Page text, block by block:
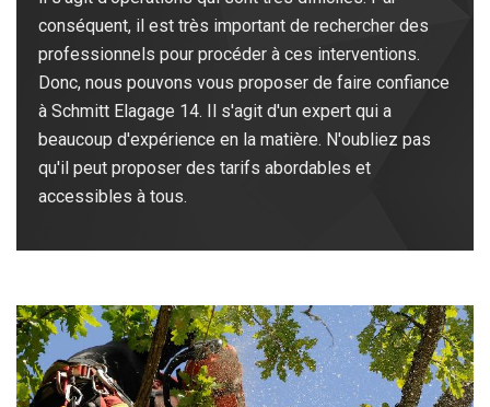
conséquent, il est très important de rechercher des
professionnels pour procéder à ces interventions.
Donc, nous pouvons vous proposer de faire confiance
à Schmitt Elagage 14. Il s'agit d'un expert qui a
beaucoup d'expérience en la matière. N'oubliez pas
qu'il peut proposer des tarifs abordables et
accessibles à tous.